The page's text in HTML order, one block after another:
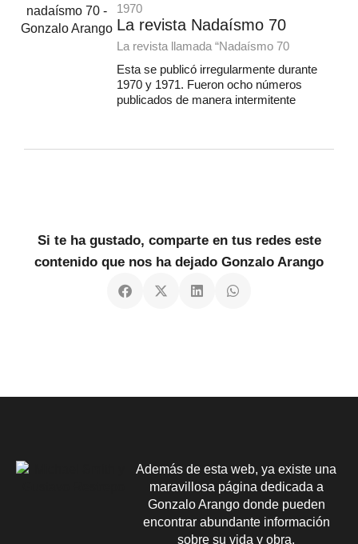
1970
La revista Nadaísmo 70
La revista llamada “Nadaísmo 70
Esta se publicó irregularmente durante
1970 y 1971. Fueron ocho números
publicados de manera intermitente
Si te ha gustado, comparte en tus redes este
contenido que nos ha dejado Gonzalo Arango
Además de esta web, ya existe una
maravillosa página dedicada a
Gonzalo Arango donde pueden
encontrar abundante información
sobre su vida y obra.